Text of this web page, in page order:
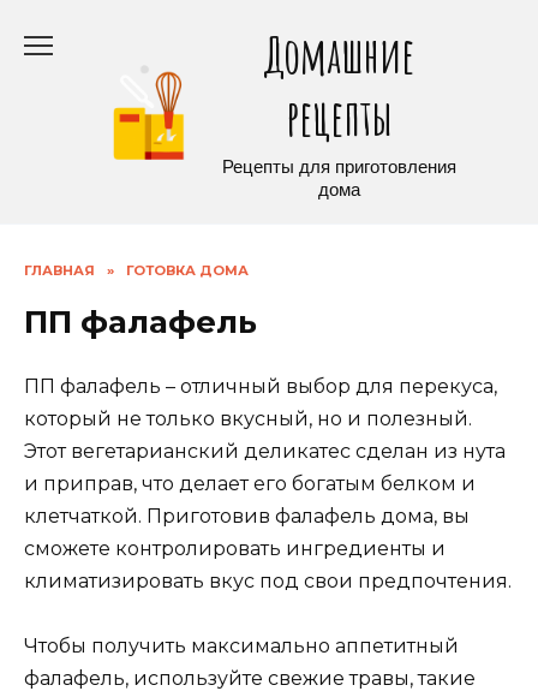
Домашние
рецепты
Рецепты для приготовления
дома
ГЛАВНАЯ » ГОТОВКА ДОМА
ПП фалафель
ПП фалафель – отличный выбор для перекуса,
который не только вкусный, но и полезный.
Этот вегетарианский деликатес сделан из нута
и приправ, что делает его богатым белком и
клетчаткой. Приготовив фалафель дома, вы
сможете контролировать ингредиенты и
климатизировать вкус под свои предпочтения.
Чтобы получить максимально аппетитный
фалафель, используйте свежие травы, такие